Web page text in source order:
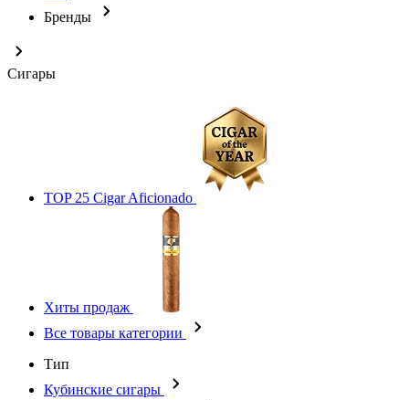
Бренды
Сигары
TOP 25 Cigar Aficionado
Хиты продаж
Все товары категории
Тип
Кубинские сигары